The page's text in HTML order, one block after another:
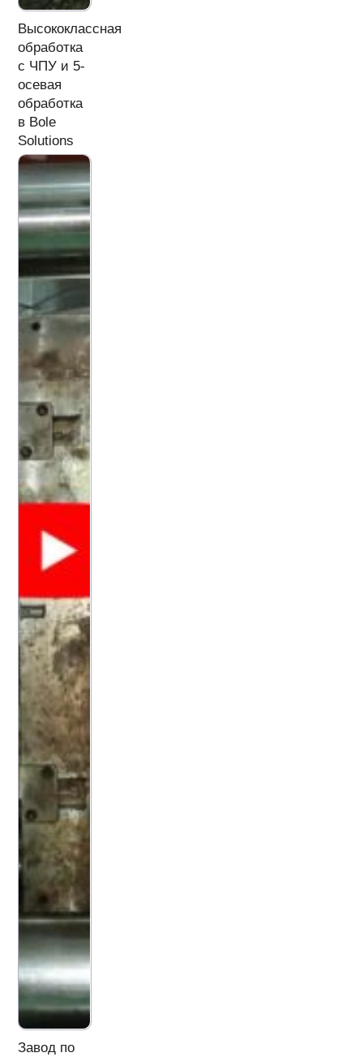
Высококлассная
обработка
с ЧПУ и 5-
осевая
обработка
в Bole
Solutions
Завод по